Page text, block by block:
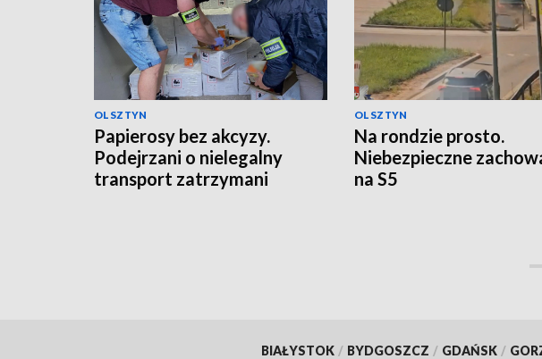
OLSZTYN
Papierosy bez akcyzy.
Podejrzani o nielegalny
transport zatrzymani
OLSZTYN
Na rondzie prosto.
Niebezpieczne
na S5
BIAŁYSTOK / BYDGOSZCZ / GDAŃSK /